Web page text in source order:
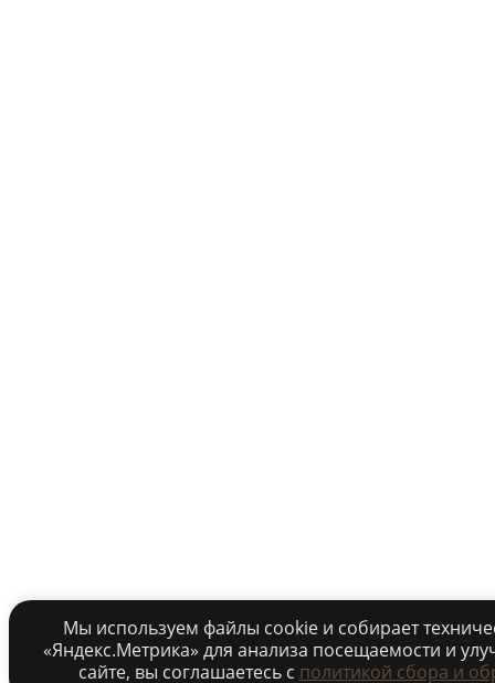
Мы используем файлы cookie и собирает
«Яндекс.Метрика» для анализа посещаемости и
сайте, вы соглашаетесь c политикой сбора и